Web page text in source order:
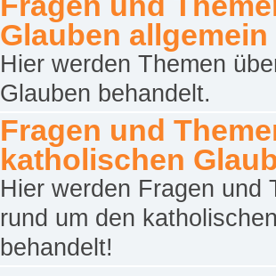
Glauben allgemein
Hier werden Themen
Glauben behandelt.
Fragen und
katholischen
Hier werden Fragen und
rund um den
behandelt!